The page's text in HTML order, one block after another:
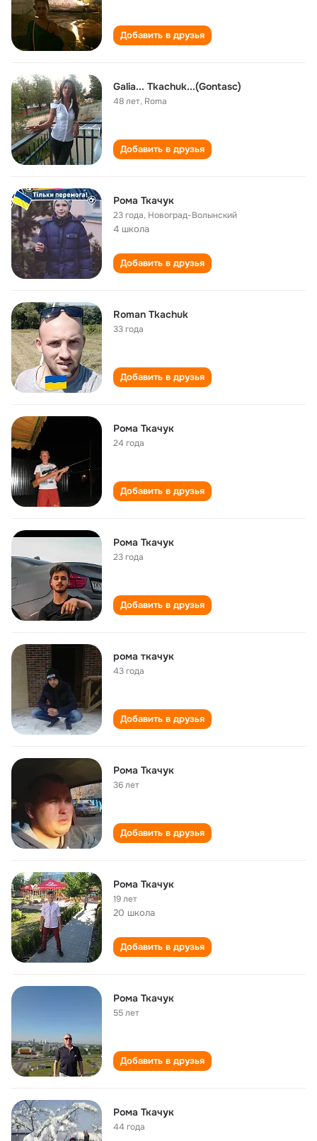
Добавить в друзья
Galia... Tkachuk...(Gontasc)
48 лет, Roma
Добавить в друзья
Рома Ткачук
23 года, Новоград-Волынский
4 школа
Добавить в друзья
Roman Tkachuk
33 года
Добавить в друзья
Рома Ткачук
24 года
Добавить в друзья
Рома Ткачук
23 года
Добавить в друзья
рома ткачук
43 года
Добавить в друзья
Рома Ткачук
36 лет
Добавить в друзья
Рома Ткачук
19 лет
20 школа
Добавить в друзья
Рома Ткачук
55 лет
Добавить в друзья
Рома Ткачук
44 года